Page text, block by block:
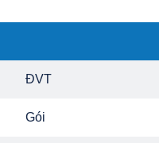
ĐVT
Gói